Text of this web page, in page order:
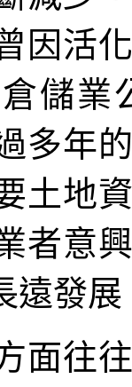
因活
儲業
多年
土地
者意
遠發展
面往